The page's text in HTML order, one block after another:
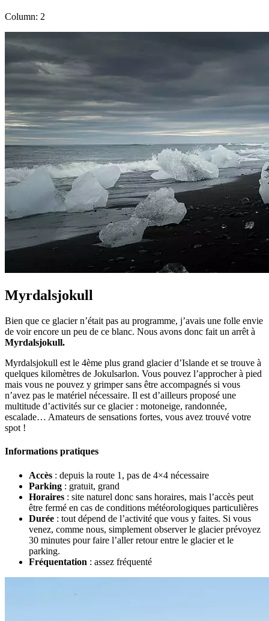
Column: 2
Myrdalsjokull
Bien que ce glacier n’était pas au programme, j’avais une folle envie
de voir encore un peu de ce blanc. Nous avons donc fait un arrêt à
Myrdalsjokull.
Myrdalsjokull est le 4ème plus grand glacier d’Islande et se trouve à
quelques kilomètres de Jokulsarlon. Vous pouvez l’approcher à pied
mais vous ne pouvez y grimper sans être accompagnés si vous
n’avez pas le matériel nécessaire. Il est d’ailleurs proposé une
multitude d’activités sur ce glacier : motoneige, randonnée,
escalade… Amateurs de sensations fortes, vous avez trouvé votre
spot !
Informations pratiques
Accès : depuis la route 1, pas de 4×4 nécessaire
Parking : gratuit, grand
Horaires : site naturel donc sans horaires, mais l’accès peut
être fermé en cas de conditions météorologiques particulières
Durée : tout dépend de l’activité que vous y faites. Si vous
venez, comme nous, simplement observer le glacier prévoyez
30 minutes pour faire l’aller retour entre le glacier et le
parking.
Fréquentation : assez fréquenté